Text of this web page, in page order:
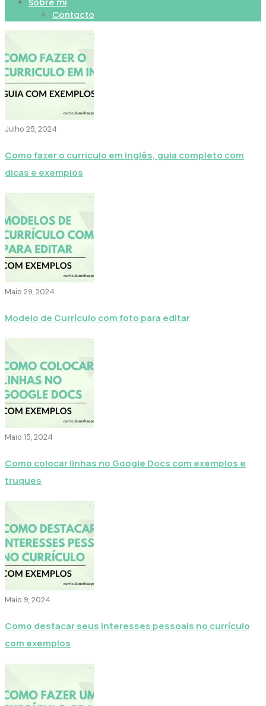
Sobre mi
Contacto
Julho 25, 2024
Como fazer o curriculo em inglês, guia completo com
dicas e exemplos
Maio 29, 2024
Modelo de Currículo com foto para editar
Maio 15, 2024
Como colocar linhas no Google Docs com exemplos e
truques
Maio 9, 2024
Como destacar seus interesses pessoais no currículo
com exemplos